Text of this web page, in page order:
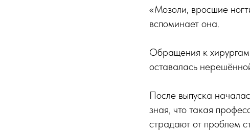
«Мозоли, вросшие
вспоминает она.
Обращения к
оставалась
После выпуска
зная, что такая
страдают от проблем